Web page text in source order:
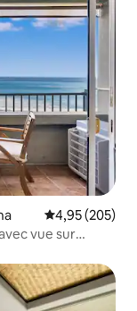
Évaluation
4,95 (205)
vue sur